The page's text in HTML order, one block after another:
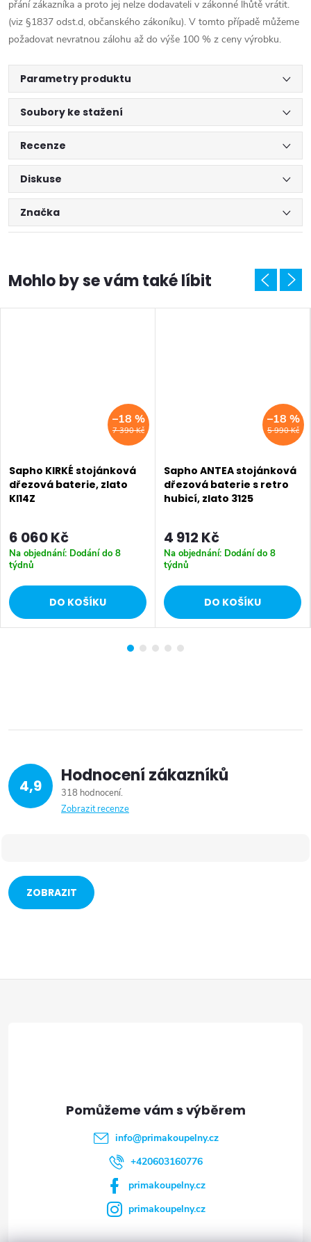
přání zákazníka a proto jej nelze dodavateli v zákonné lhůtě vrátit.
(viz §1837 odst.d, občanského zákoníku). V tomto případě můžeme
požadovat nevratnou zálohu až do výše 100 % z ceny výrobku.
Parametry produktu
Soubory ke stažení
Recenze
Diskuse
Značka
7 390 Kč
–18 %
Sapho KIRKÉ stojánková
dřezová baterie, zlato
KI14Z
6 060 Kč
Na objednání: Dodání do 8
týdnů
DO KOŠÍKU
5 990 Kč
–18 %
Sapho ANTEA stojánková
dřezová baterie s retro
hubicí, zlato 3125
4 912 Kč
Na objednání: Dodání do 8
týdnů
DO KOŠÍKU
4,9 Hodnocení zákazníků
318 hodnocení
Zobrazit recenze
ZOBRAZIT
info@primakoupelny.cz
+420603160776
primakoupelny.cz
primakoupelny.cz